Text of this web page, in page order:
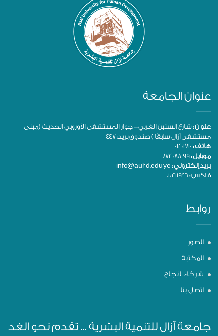
عنوان الجامعة
عنوان :شارع الستين الغربي- جوار المستشفى الأوروبي الحديث (مبنى
مستشفى آزال سابقًا ) صندوق بريد: 447
هاتف :
موبايل :
بريد إلكتروني :
فاكس :
روابط
الصور
المكتبة
شركاء النجاح
اتصل بنا
جامعة آزال للتنمية البشرية ... تقدم نحو الغد